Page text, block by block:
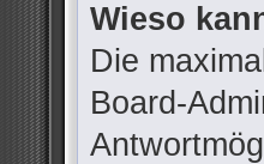
Wieso
Die
Board-